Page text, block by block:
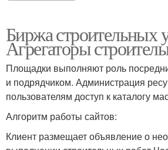
Биржа строительных
Агрегаторы
Площадки выполняют роль
и подрядчиком. Администрация
пользователям доступ к каталогу
Алгоритм работы сайтов:
Клиент размещает объявление о